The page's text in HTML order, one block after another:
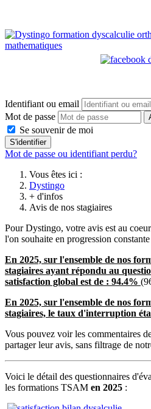
Identifiant ou email
Mot de passe
Se souvenir de moi
S'identifier
Mot de passe ou identifiant perdu?
Vous êtes ici :
Dystingo
+ d'infos
Avis de nos stagiaires
Pour Dystingo, votre avis est au
l'on souhaite en progression
En 2025, sur l'ensemble de nos
stagiaires ayant répondu au
satisfaction global est de : 94.4%
En 2025, sur l'ensemble de nos
stagiaires, le taux d'interruption
Vous pouvez voir les commentaires
partager leur avis, sans filtrage de
Voici le détail des questionnaires
les formations TSAM en 2025 :